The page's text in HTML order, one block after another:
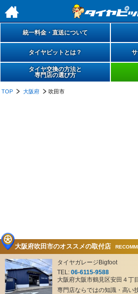
h
統一料金・直送について
タイヤピットとは？
タイヤ交換の方法と
専門店の選び方
TOP 大阪府 吹田市
大阪府吹田市のオススメの取付店
タイヤガレージBigfoot
TEL: 06-6115-9588
大阪府大阪市鶴見区安田４丁
専門店ならではの知識・高い